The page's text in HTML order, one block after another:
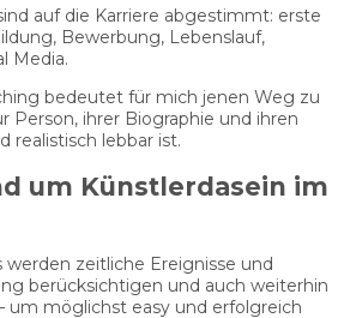
auf die Karriere abgestimmt: erste
Bewerbung, Lebenslauf,
Media.
bedeutet für mich jenen Weg zu
Person, ihrer Biographie und ihren
realistisch lebbar ist.
um Künstlerdasein im
werden zeitliche Ereignisse und
berücksichtigen und auch weiterhin
um möglichst easy und erfolgreich